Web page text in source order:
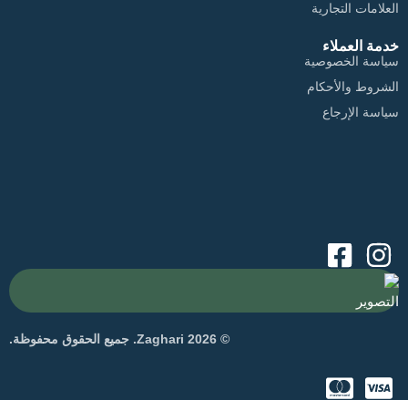
العلامات التجارية
خدمة العملاء
سياسة الخصوصية
الشروط والأحكام
سياسة الإرجاع
التصوير
© 2026 Zaghari. جميع الحقوق محفوظة.